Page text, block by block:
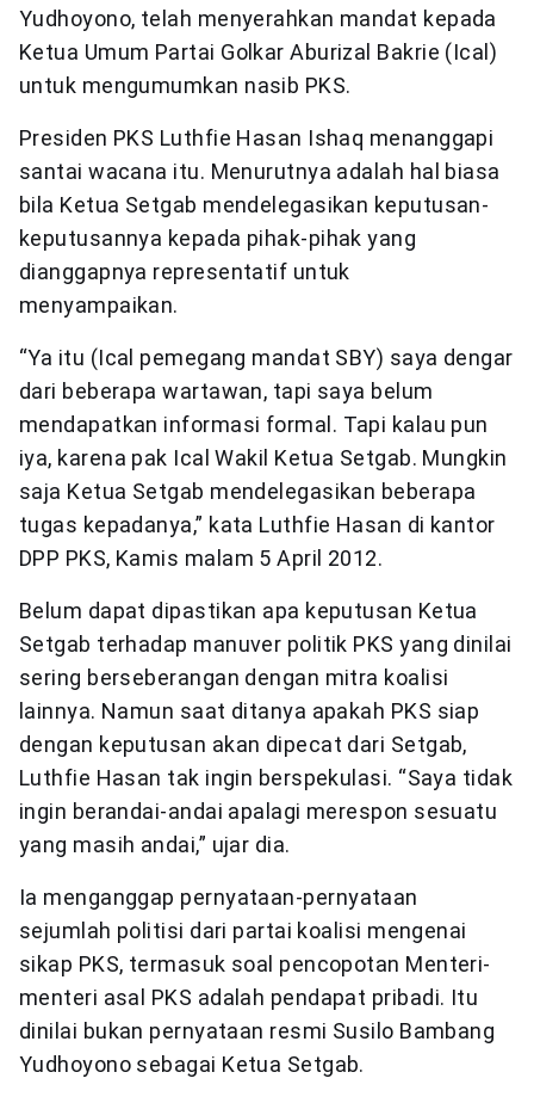
Yudhoyono, telah menyerahkan mandat kepada
Ketua Umum Partai Golkar Aburizal Bakrie (Ical)
untuk mengumumkan nasib PKS.
Presiden PKS Luthfie Hasan Ishaq menanggapi
santai wacana itu. Menurutnya adalah hal biasa
bila Ketua Setgab mendelegasikan keputusan-
keputusannya kepada pihak-pihak yang
dianggapnya representatif untuk
menyampaikan.
“Ya itu (Ical pemegang mandat SBY) saya dengar
dari beberapa wartawan, tapi saya belum
mendapatkan informasi formal. Tapi kalau pun
iya, karena pak Ical Wakil Ketua Setgab. Mungkin
saja Ketua Setgab mendelegasikan beberapa
tugas kepadanya,” kata Luthfie Hasan di kantor
DPP PKS, Kamis malam 5 April 2012.
Belum dapat dipastikan apa keputusan Ketua
Setgab terhadap manuver politik PKS yang dinilai
sering berseberangan dengan mitra koalisi
lainnya. Namun saat ditanya apakah PKS siap
dengan keputusan akan dipecat dari Setgab,
Luthfie Hasan tak ingin berspekulasi. “Saya tidak
ingin berandai-andai apalagi merespon sesuatu
yang masih andai,” ujar dia.
Ia menganggap pernyataan-pernyataan
sejumlah politisi dari partai koalisi mengenai
sikap PKS, termasuk soal pencopotan Menteri-
menteri asal PKS adalah pendapat pribadi. Itu
dinilai bukan pernyataan resmi Susilo Bambang
Yudhoyono sebagai Ketua Setgab.